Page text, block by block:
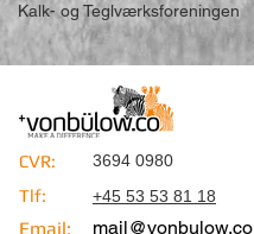
Kalk- og Teglværksforeningen
CVR: 3694 0980
Tlf:
Email:
+45 53 53 81 18
mail@vonbulow.co